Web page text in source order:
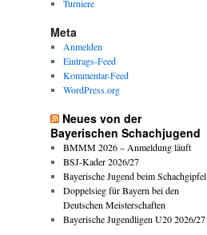
Turniere
Meta
Anmelden
Eintrags-Feed
Kommentar-Feed
WordPress.org
Neues von der
Bayerischen Schachjugend
BMMM 2026 – Anmeldung läuft
BSJ-Kader 2026/27
Bayerische Jugend beim Schachgipfel
Doppelsieg für Bayern bei den
Deutschen Meisterschaften
Bayerische Jugendligen U20 2026/27